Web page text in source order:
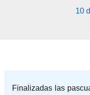
10
Finalizadas las